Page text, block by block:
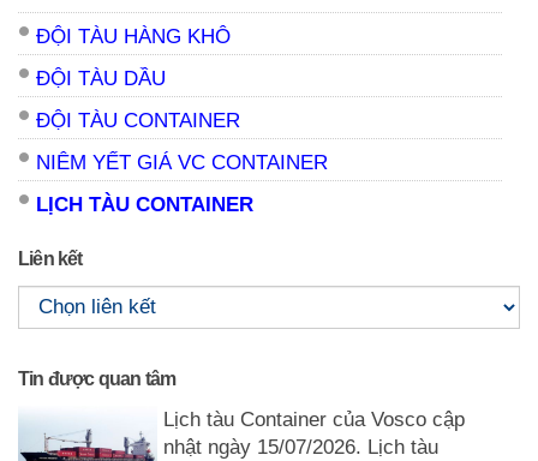
ĐỘI TÀU HÀNG KHÔ
ĐỘI TÀU DẦU
ĐỘI TÀU CONTAINER
NIÊM YẾT GIÁ VC CONTAINER
LỊCH TÀU CONTAINER
Liên kết
Tin được quan tâm
Lịch tàu Container của Vosco cập
nhật ngày 15/07/2026. Lịch tàu